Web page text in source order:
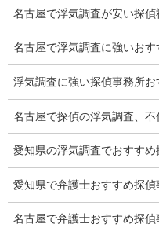
猫の捜索調査料金
報告書サンプル
調査事例
浮気調査時間
名古屋で浮気調査が安い探
名古屋で浮気調査に強いお
浮気調査に強い探偵事務所
名古屋で探偵の浮気調査、
愛知県の浮気調査でおすすめ
愛知県で弁護士おすすめ探偵
名古屋で弁護士おすすめ探偵